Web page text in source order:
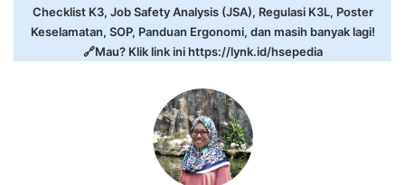
Checklist K3, Job Safety Analysis (JSA), Regulasi K3L, Poster
Keselamatan, SOP, Panduan Ergonomi, dan masih banyak lagi!
🔗Mau? Klik link inihttps://lynk.id/hsepedia